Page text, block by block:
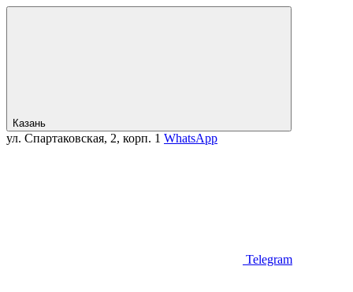
Казань
ул. Спартаковская, 2, корп. 1 WhatsApp
Telegram